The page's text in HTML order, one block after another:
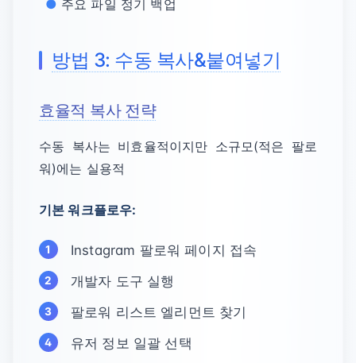
주요 파일 정기 백업
방법 3: 수동 복사&붙여넣기
효율적 복사 전략
수동 복사는 비효율적이지만 소규모(적은 팔로
워)에는 실용적
기본 워크플로우:
Instagram 팔로워 페이지 접속
개발자 도구 실행
팔로워 리스트 엘리먼트 찾기
유저 정보 일괄 선택